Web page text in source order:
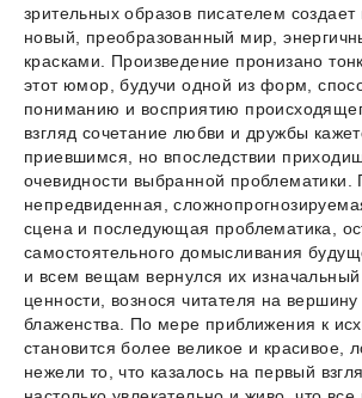
зрительных образов писателем
новый, преобразованный мир,
красками. Произведение пронизано
этот юмор, будучи одной из форм,
пониманию и восприятию
взгляд сочетание любви и дружбы
приевшимся, но впоследствии
очевидности выбранной проблематики.
непредвиденная,
сцена и последующая проблематика,
самостоятельного домысливания
и всем вещам вернулся их
ценности, вознося читателя на вершину
блаженства. По мере приближения к
становится более великое и красивое,
нежели то, что казалось на первый